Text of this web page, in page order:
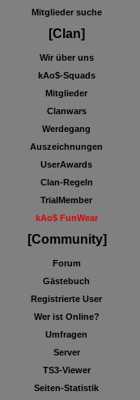
Mitglieder suche
[Clan]
Wir über uns
kAo$-Squads
Mitglieder
Clanwars
Werdegang
Auszeichnungen
UserAwards
Clan-Regeln
TrialMember
kAo$ FunWear
[Community]
Forum
Gästebuch
Registrierte User
Wer ist Online?
Umfragen
Server
TS3-Viewer
Seiten-Statistik